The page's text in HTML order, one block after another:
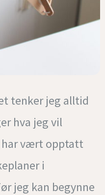
tenker jeg alltid
hva jeg vil
har vært opptatt
i
jeg kan begynne